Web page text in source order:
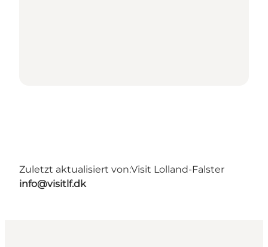
Zuletzt aktualisiert von:Visit Lolland-Falster
info@visitlf.dk